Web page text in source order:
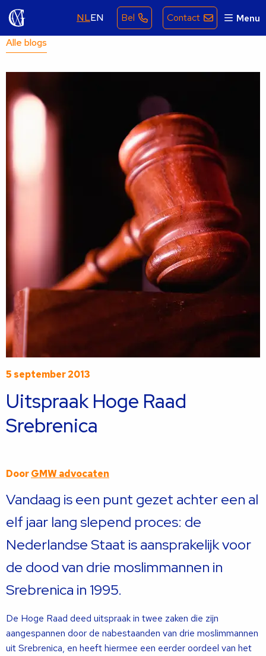
NLEN Bel Contact Menu
Alle blogs
5 september 2013
Uitspraak Hoge Raad
Srebrenica
DoorGMW advocaten
Vandaag is een punt gezet achter een al
elf jaar lang slepend proces: de
Nederlandse Staat is aansprakelijk voor
de dood van drie moslimmannen in
Srebrenica in 1995.
De Hoge Raad deed uitspraak in twee zaken die zijn
aangespannen door de nabestaanden van drie moslimmannen
uit Srebrenica, en heeft hiermee een eerder oordeel van het